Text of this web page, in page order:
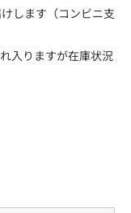
します（コンビニ支
入りますが在庫状況